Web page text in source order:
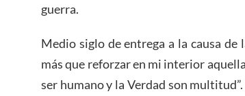
guerra.
Medio siglo de entrega a la causa de
más que reforzar en mi interior
ser humano y la Verdad son